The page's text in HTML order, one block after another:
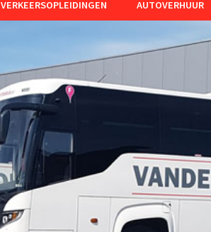
VERKEERSOPLEIDINGEN AUTOVERHUUR